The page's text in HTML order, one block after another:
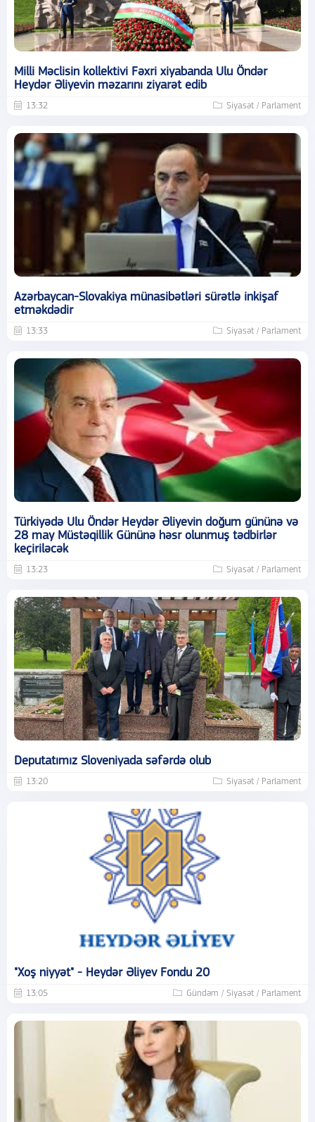
Milli Məclisin kollektivi Fəxri xiyabanda Ulu Öndər
Heydər Əliyevin məzarını ziyarət edib
13:32 Siyasət / Parlament
Azərbaycan-Slovakiya münasibətləri sürətlə inkişaf
etməkdədir
13:33 Siyasət / Parlament
Türkiyədə Ulu Öndər Heydər Əliyevin doğum gününə və
28 may Müstəqillik Gününə həsr olunmuş tədbirlər
keçiriləcək
13:23 Siyasət / Parlament
Deputatımız Sloveniyada səfərdə olub
13:20 Siyasət / Parlament
"Xoş niyyət" - Heydər Əliyev Fondu 20
13:05 Gündəm / Siyasət / Parlament